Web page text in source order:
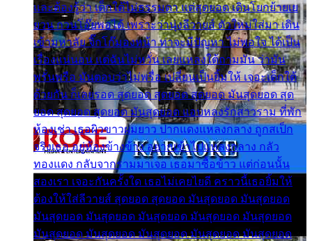
และต้องรู้ว่า เด็กใต้ไม่ธรรมดา แต่สุดยอด เดินโยกย้ายเย
ยวน กวนโอ๊ยพอได้ เพราะว่านุ่งลีวายส์ ตัวใหม่ใส่มา เดิน
เข้ามหาลัย จิ๊กโก๊มองหน้า ท่าจะมีปัญหา ไม่พอใจ ได้เป็น
เรื่องแน่นอน แต่ฉันไม่หวั่น เลยแหลงใต้ถามมัน ว่ามัน
พรั่นพรือ มันตอบว่าไม่พรื่อ เปลี่ยนเป็นยิ้มให้ เจอะเด็กใต้
ด้วยกัน ก็เลยรอด สุดยอด สุดยอด สุดยอด มันสุดยอด สุด
ยอด สุดยอด สุดยอด มันสุดยอด แอบหลงรักสาวราม ที่พัก
ห้องเช่า เธอผิวขาวผมยาว ปากแดงแหลงกลาง ถูกสเป็ก
จริงเธอ อยู่ห้องข้างข้าง อยากเข้าไปแหลงกลาง กลัว
ทองแดง กลับจากรามมาเจอ เธอมาซื้อข้าว แต่ก่อนนั้น
สองเรา เจอะกันครั้งใด เธอไม่เคยไยดี คราวนี้เธอยิ้มให้
ต้องให้ใส่ลีวายส์ สุดยอด สุดยอด มันสุดยอด มันสุดยอด
มันสุดยอด มันสุดยอด มันสุดยอด มันสุดยอด มันสุดยอด
มันสุดยอด มันสุดยอด มันสุดยอด มันสุดยอด มันสุดยอด